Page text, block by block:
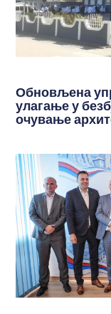
Обновљена
улагање у
очување